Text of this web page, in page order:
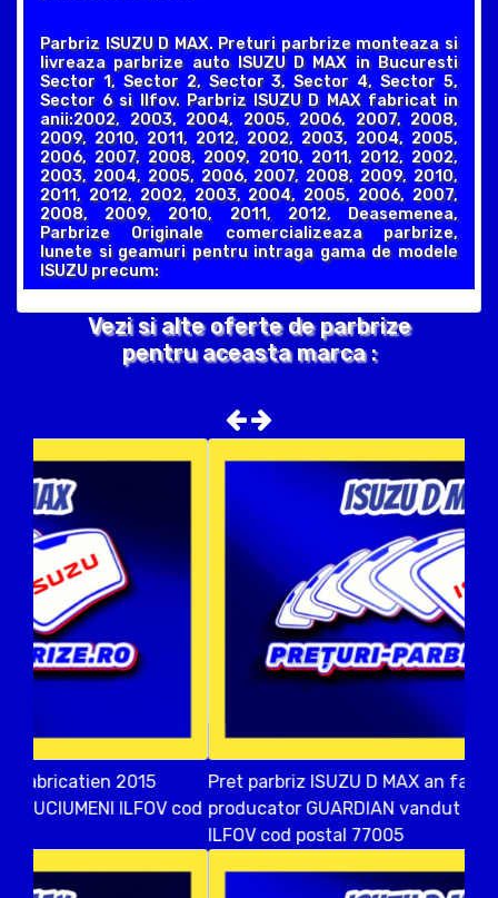
Parbriz ISUZU D MAX. Preturi parbrize monteaza si
livreaza parbrize auto ISUZU D MAX in Bucuresti
Sector 1, Sector 2, Sector 3, Sector 4, Sector 5,
Sector 6 si Ilfov. Parbriz ISUZU D MAX fabricat in
anii:2002, 2003, 2004, 2005, 2006, 2007, 2008,
2009, 2010, 2011, 2012, 2002, 2003, 2004, 2005,
2006, 2007, 2008, 2009, 2010, 2011, 2012, 2002,
2003, 2004, 2005, 2006, 2007, 2008, 2009, 2010,
2011, 2012, 2002, 2003, 2004, 2005, 2006, 2007,
2008, 2009, 2010, 2011, 2012, Deasemenea,
Parbrize Originale comercializeaza parbrize,
lunete si geamuri pentru intraga gama de modele
ISUZU precum:
Vezi si alte oferte de parbrize
pentru aceasta marca :
Pret parbriz ISUZU D MAX an fabricatien 2017
producator GUARDIAN vandut in 1 DECEMBRIE
ILFOV cod postal 77005